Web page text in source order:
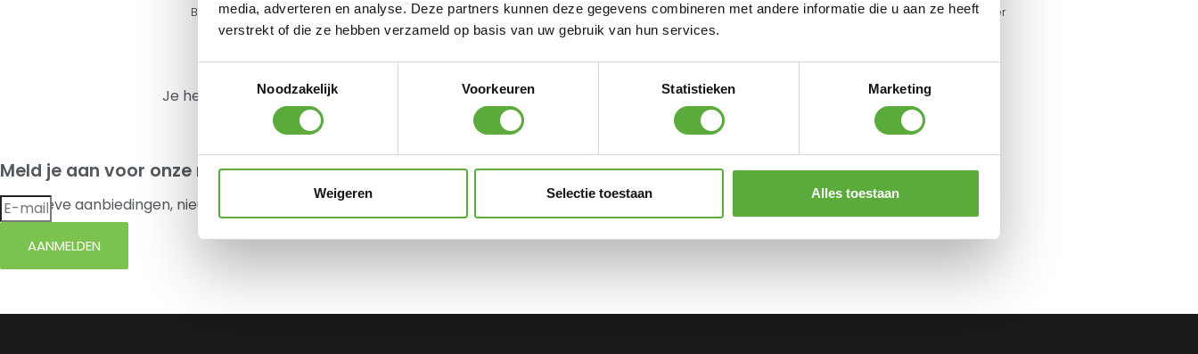
media, adverteren en analyse. Deze partners kunnen deze gegevens combineren met andere informatie die u aan ze heeft
verstrekt of die ze hebben verzameld op basis van uw gebruik van hun services.
Noodzakelijk
Voorkeuren Statistieken Marketing
Weigeren Selectie toestaan Alles toestaan
Bo-Camp Dutch Oven 6QT
Urban Outdoor
Mepal Wijnglas 300 ml Set 2
stuks
123 Products Superwax UV
met Supersprayer
Mepal transparante beker
Je hebt nog geen product bekeken.
Meld je aan voor onze nieuwsbrief
Exclusieve aanbiedingen, nieuws en advies elke maand in jouw mailbox.
AANMELDEN